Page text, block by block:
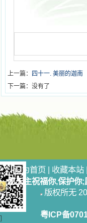
上一篇：
四十一. 美丽的迦南
下一篇：没有了
设为首页 | 收藏本站
愿天主祝福你,保护你
版权所无
粤ICP备